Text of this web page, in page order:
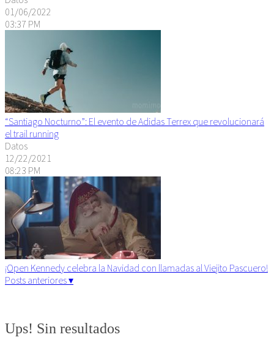
01/06/2022
03:37 PM
“Santiago Nocturno”: El evento de Adidas Terrex que revolucionará
el trail running
Datos
12/22/2021
08:23 PM
¡Open Kennedy celebra la Navidad con llamadas al Viejito Pascuero!
Posts anteriores ▾
Ups! Sin resultados